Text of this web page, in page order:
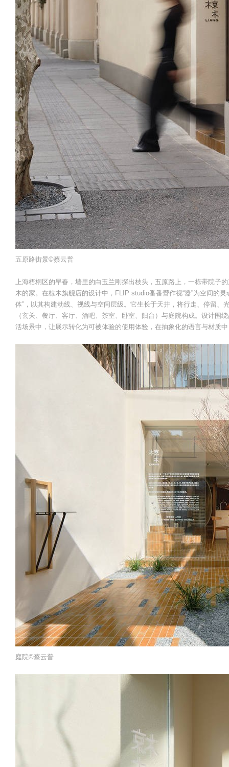
五原路街景©️蔡云普
上海梧桐区的早春，墙里的白玉兰刚探出枝头，五原路上，一栋带院子
木的家。在椋木旗舰店的设计中，FLIP studio番番營作视“器”为空间的
体”，以其构建动线、视线与空间层级。它生长于天井，将行走、停留、
（玄关、餐厅、客厅、酒吧、茶室、卧室、阳台）与庭院构成。设计围
活场景中，让展示转化为可被体验的使用体验，在抽象化的语言与材质中
庭院©️蔡云普